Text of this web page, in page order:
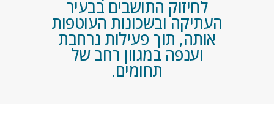
לחיזוק התושבים בבעיר
העתיקה ובשכונות העוטפות
אותה, תוך פעילות נרחבת
וענפה במגוון רחב של
תחומים.